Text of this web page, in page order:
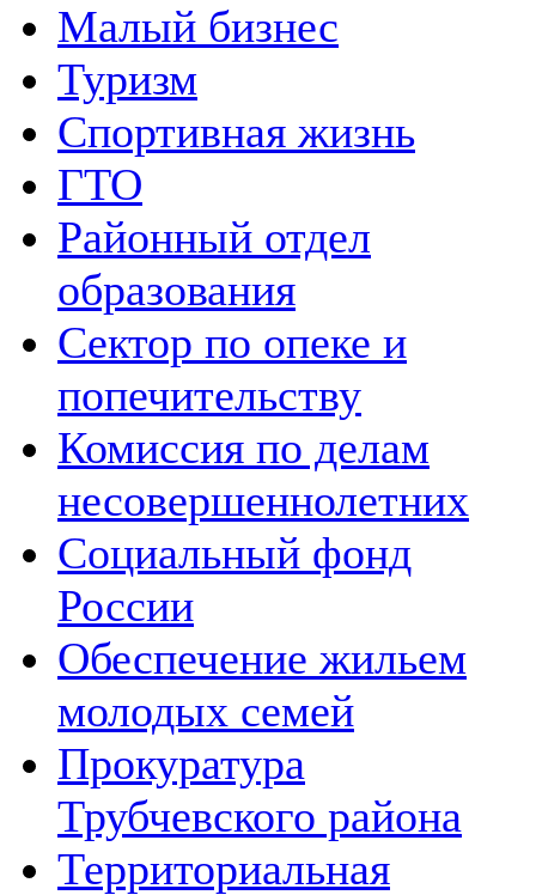
Малый бизнес
Туризм
Спортивная жизнь
ГТО
Районный отдел
образования
Сектор по опеке и
попечительству
Комиссия по делам
несовершеннолетних
Социальный фонд
России
Обеспечение жильем
молодых семей
Прокуратура
Трубчевского района
Территориальная